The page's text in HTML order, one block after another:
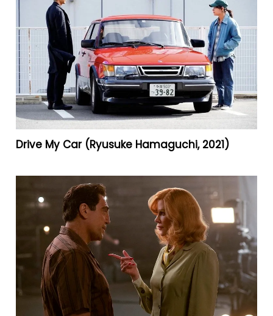
Drive My Car (Ryusuke Hamaguchi, 2021)